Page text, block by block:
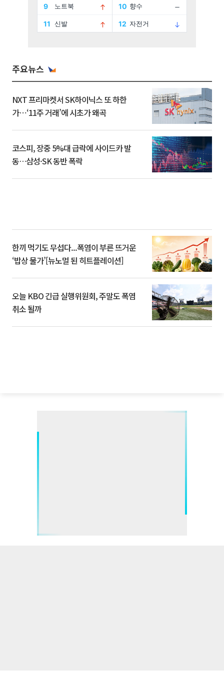
주요뉴스
NXT 프리마켓서 SK하이닉스 또 하한
가⋯‘11주 거래’에 시초가 왜곡
코스피, 장중 5%대 급락에 사이드카 발
동…삼성·SK 동반 폭락
한끼 먹기도 무섭다...폭염이 부른 뜨거운
‘밥상 물가’[뉴노멀 된 히트플레이션]
오늘 KBO 긴급 실행위원회, 주말도 폭염
취소 될까